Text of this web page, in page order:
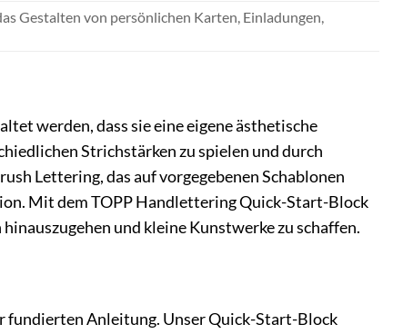
Gestalten von persönlichen Karten, Einladungen,
werden, dass sie eine eigene ästhetische
Strichstärken zu spielen und durch
Lettering, das auf vorgegebenen Schablonen
Mit dem TOPP Handlettering Quick-Start-Block
und kleine Kunstwerke zu schaffen.
fundierten Anleitung. Unser Quick-Start-Block